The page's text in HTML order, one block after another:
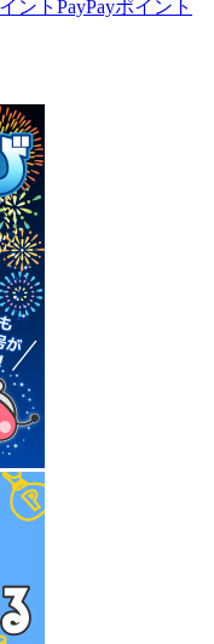
ント PayPayポイント